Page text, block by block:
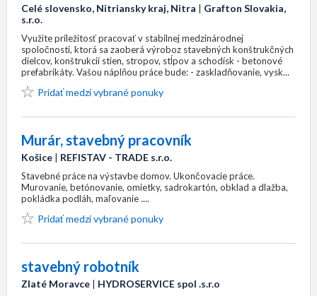
Celé slovensko, Nitriansky kraj, Nitra | Grafton Slovakia,
s.r.o.
Využite príležitosť pracovať v stabilnej medzinárodnej
spoločnosti, ktorá sa zaoberá výroboz stavebných konštrukčných
dielcov, konštrukcií stien, stropov, stĺpov a schodísk - betonové
prefabrikáty. Vašou náplňou práce bude: - zaskladňovanie, vysk...
Pridať medzi vybrané ponuky
Murár, stavebný pracovník
Košice | REFISTAV - TRADE s.r.o.
Stavebné práce na výstavbe domov. Ukončovacie práce.
Murovanie, betónovanie, omietky, sadrokartón, obklad a dlažba,
pokládka podláh, maľovanie ....
Pridať medzi vybrané ponuky
stavebný robotník
Zlaté Moravce | HYDROSERVICE spol .s.r.o